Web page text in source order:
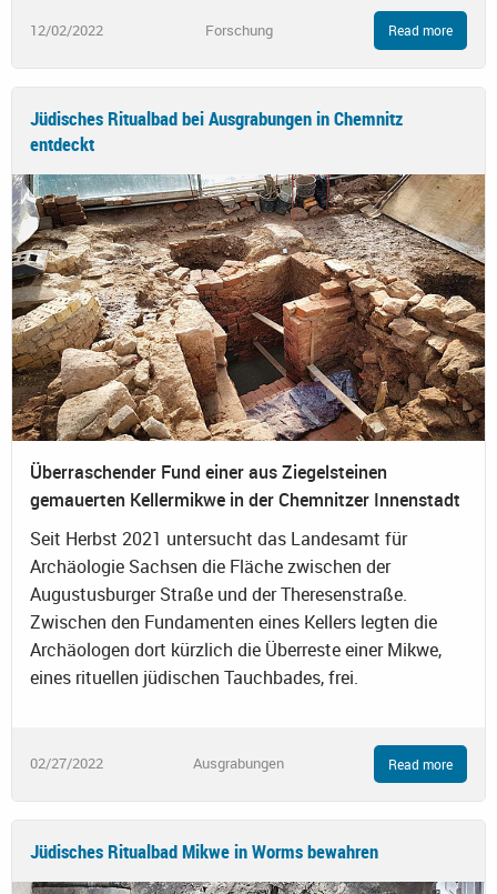
12/02/2022 Forschung Read more
Jüdisches Ritualbad bei Ausgrabungen in Chemnitz
entdeckt
Überraschender Fund einer aus Ziegelsteinen
gemauerten Kellermikwe in der Chemnitzer Innenstadt
Seit Herbst 2021 untersucht das Landesamt für
Archäologie Sachsen die Fläche zwischen der
Augustusburger Straße und der Theresenstraße.
Zwischen den Fundamenten eines Kellers legten die
Archäologen dort kürzlich die Überreste einer Mikwe,
eines rituellen jüdischen Tauchbades, frei.
02/27/2022 Ausgrabungen Read more
Jüdisches Ritualbad Mikwe in Worms bewahren